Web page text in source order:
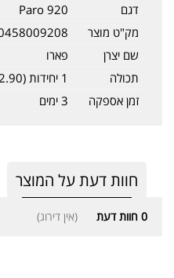
דגם
Paro 920
מק"ט מוצר
שם יצרן
פארו
תכולה
1 יחידות (22.90 ₪ ליחידה)
זמן אספקה
3 ימים
חוות דעת על המוצר
0 חוות דעת (אין דירוג)